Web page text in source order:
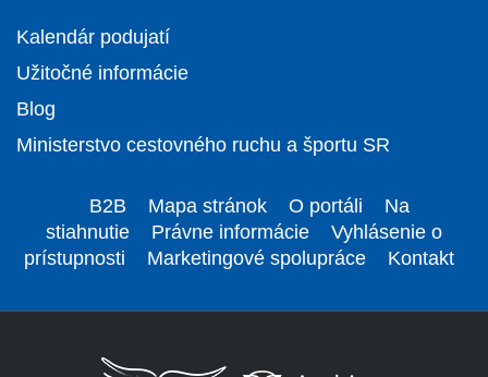
Kalendár podujatí
Užitočné informácie
Blog
Ministerstvo cestovného ruchu a športu SR
B2B Mapa stránok O portáli
Na
stiahnutie
Právne informácie
Vyhlásenie o
prístupnosti
Marketingové spolupráce Kontakt